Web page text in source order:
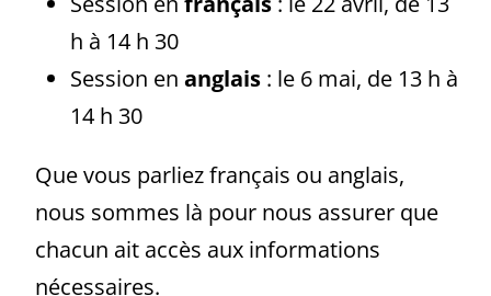
h à 14 h 30
Session en anglais: le 6 mai, de 13 h à
14 h 30
Que vous parliez français ou anglais,
nous sommes là pour nous assurer que
chacun ait accès aux informations
nécessaires.